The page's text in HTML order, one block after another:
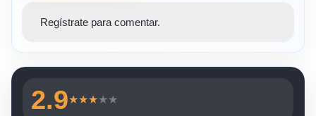
Regístrate para comentar.
2.9★★★★★